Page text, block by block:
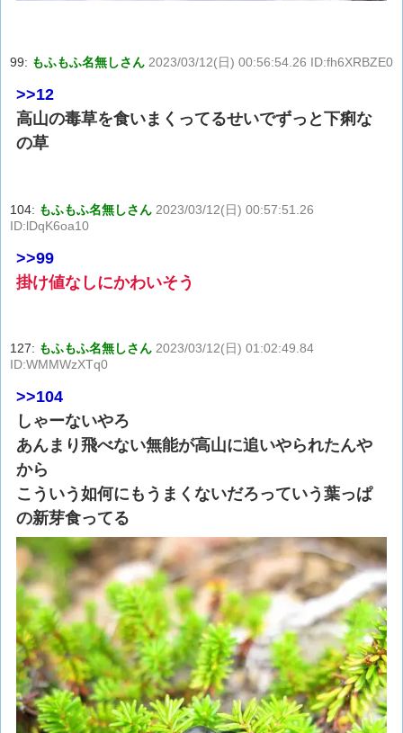
99: もふもふ名無しさん 2023/03/12(日) 00:56:54.26 ID:fh6XRBZE0
>>12
高山の毒草を食いまくってるせいでずっと下痢な
の草
104: もふもふ名無しさん 2023/03/12(日) 00:57:51.26
ID:lDqK6oa10
>>99
掛け値なしにかわいそう
127: もふもふ名無しさん 2023/03/12(日) 01:02:49.84
ID:WMMWzXTq0
>>104
しゃーないやろ
あんまり飛べない無能が高山に追いやられたんや
から
こういう如何にもうまくないだろっていう葉っぱ
の新芽食ってる